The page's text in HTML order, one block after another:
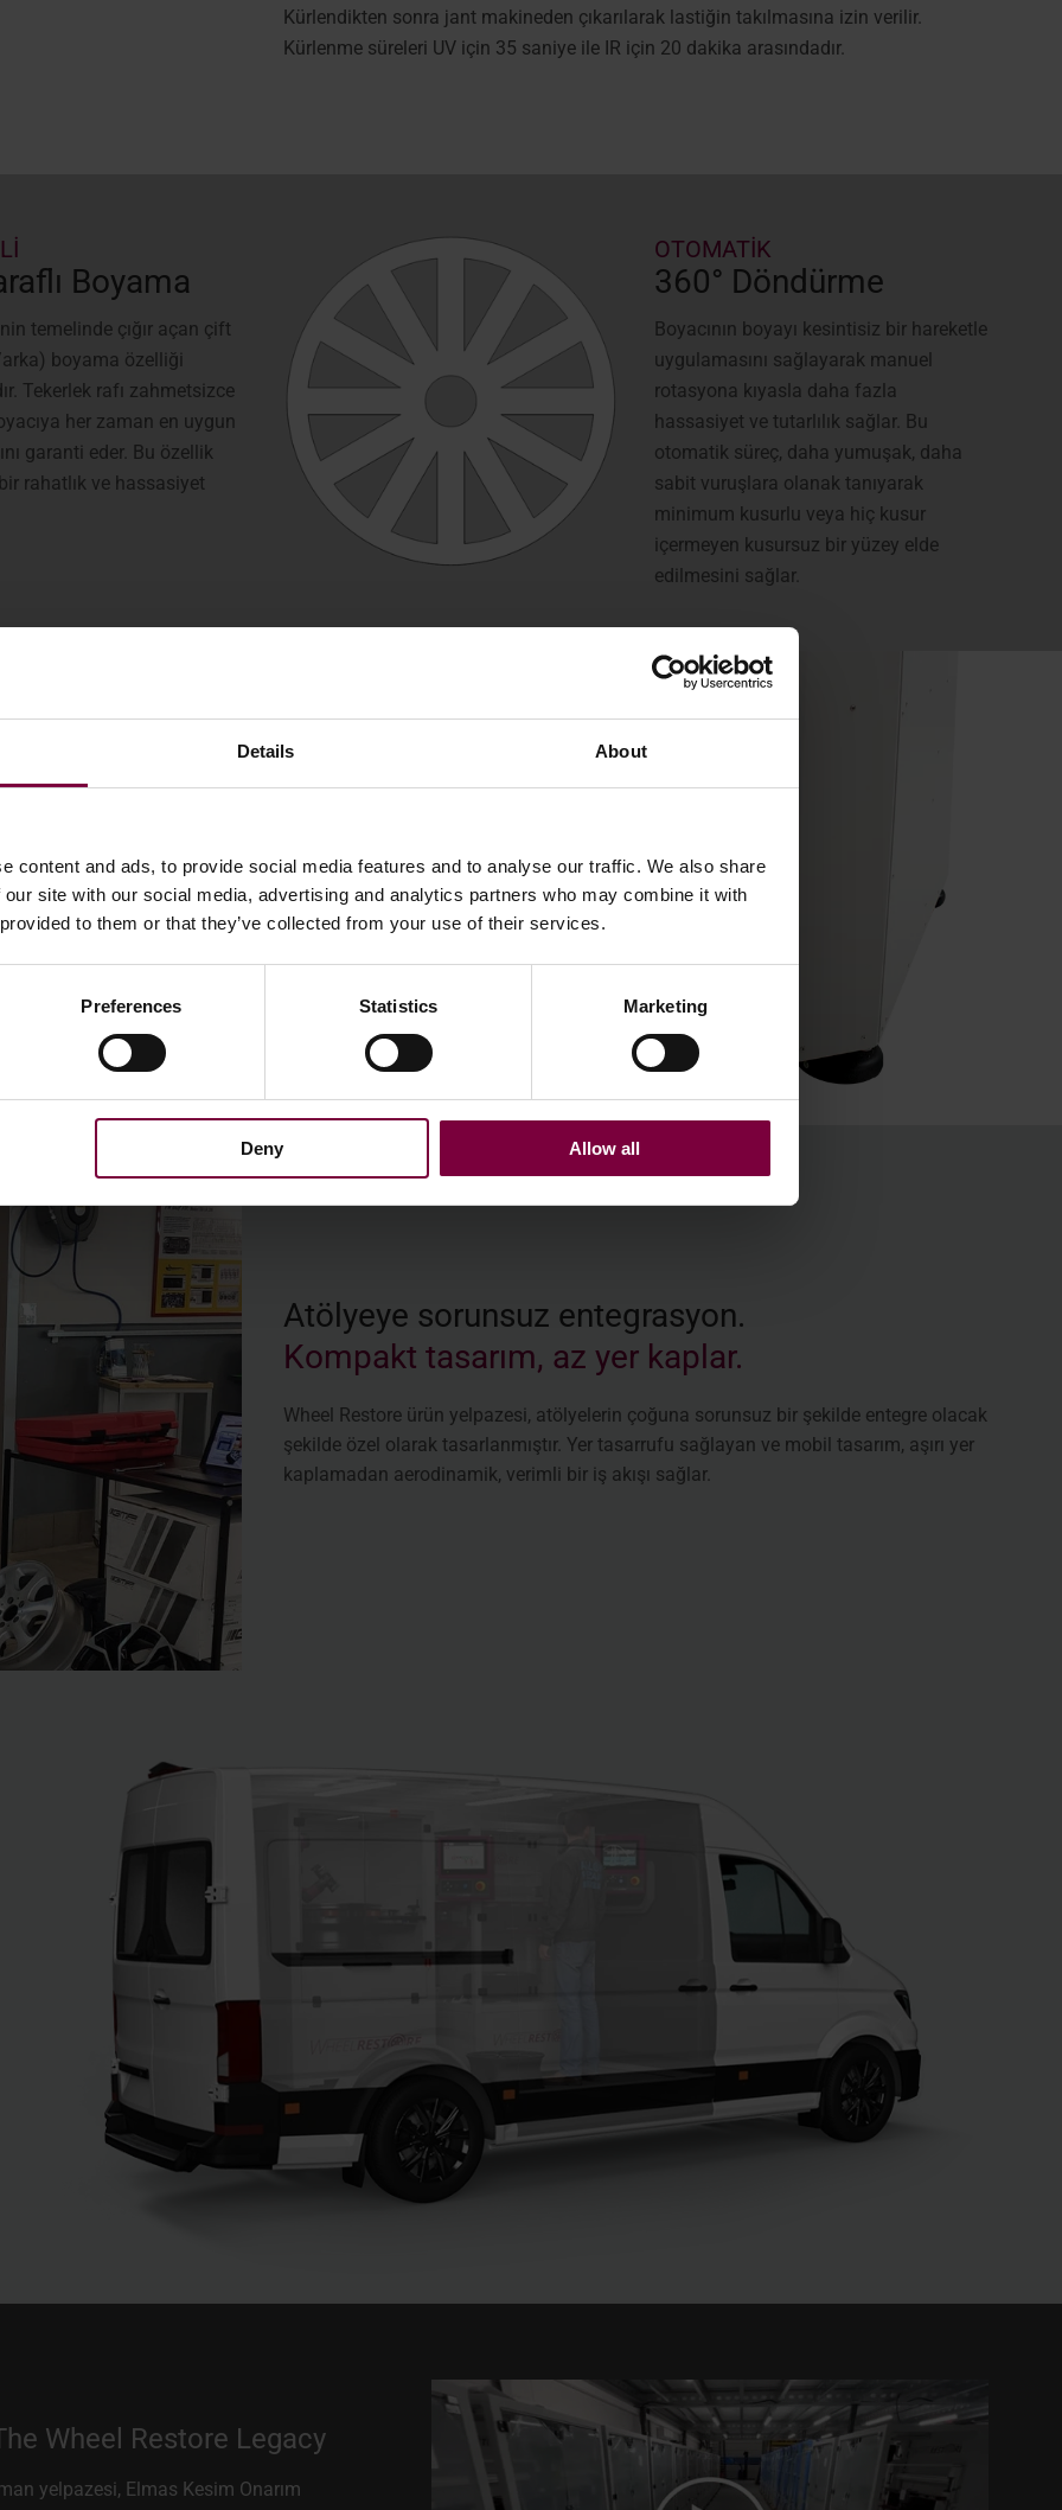
Details About
content and ads, to provide social media features and to analyse our traffic. We also share
site with our social media, advertising and analytics partners who may combine it with
to them or that they’ve collected from your use of their services.
Preferences Statistics Marketing
Deny Allow all
Kürlendikten sonra jant makineden çıkarılarak lastiğin takılmasına izin verilir.
Kürlenme süreleri UV için 35 saniye ile IR için 20 dakika arasındadır.
Boyama
temelinde çığır açan çift
boyama özelliği
Tekerlek rafı zahmetsizce
her zaman en uygun
garanti eder. Bu özellik
rahatlık ve hassasiyet
OTOMATİK
360° Döndürme
Boyacının boyayı kesintisiz bir hareketle
uygulamasını sağlayarak manuel
rotasyona kıyasla daha fazla
hassasiyet ve tutarlılık sağlar. Bu
otomatik süreç, daha yumuşak, daha
sabit vuruşlara olanak tanıyarak
minimum kusurlu veya hiç kusur
içermeyen kusursuz bir yüzey elde
edilmesini sağlar.
çevrenin duman ve boya
mümkün olan en iyi
hiçbir toz parçacığının
giriş havasıyla ilgilenir.
bir püskürtme kabininden
ve dumanının filtreler
kabinine boşaltılmasını
Atölyeye sorunsuz entegrasyon.
Kompakt tasarım, az yer kaplar.
Wheel Restore ürün yelpazesi, atölyelerin çoğuna sorunsuz bir şekilde entegre olacak
şekilde özel olarak tasarlanmıştır. Yer tasarrufu sağlayan ve mobil tasarım, aşırı yer
kaplamadan aerodinamik, verimli bir iş akışı sağlar.
Wheel Restore Legacy
yelpazesi, Elmas Kesim Onarım